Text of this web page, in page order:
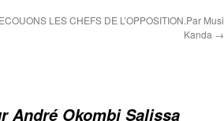
LES CHEFS DE L’OPPOSITION.Par Musi
Kanda →
André Okombi Salissa